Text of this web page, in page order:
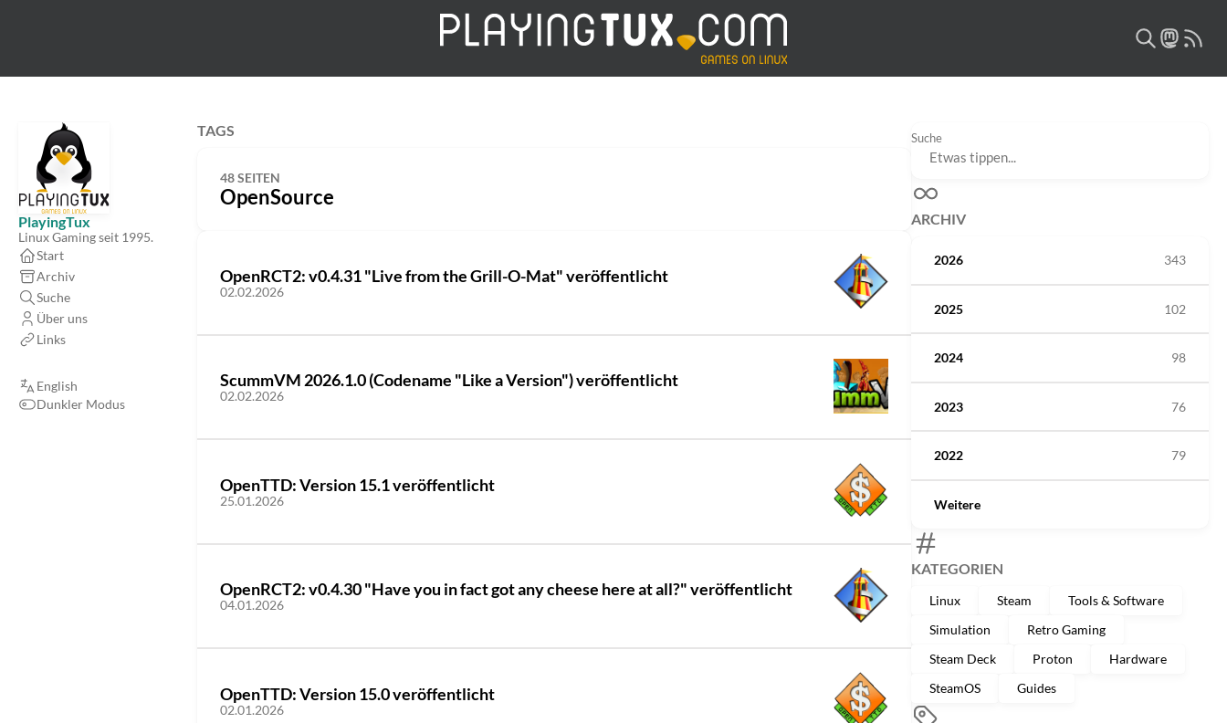
PlayingTux
Linux Gaming seit 1995.
Start
Archiv
Suche
Über uns
Links
English
Dunkler Modus
Suche
ARCHIV
2026 343
2025 102
2024 98
2023 76
2022 79
Weitere
KATEGORIEN
Linux Steam
Tools & Software
Simulation
Retro Gaming
Steam Deck
Proton
Hardware
SteamOS
Guides
TAGS
48 SEITEN
OpenSource
OpenRCT2: v0.4.31 "Live from the Grill-O-Mat" veröffentlicht
02.02.2026
ScummVM 2026.1.0 (Codename "Like a Version") veröffentlicht
02.02.2026
OpenTTD: Version 15.1 veröffentlicht
25.01.2026
OpenRCT2: v0.4.30 "Have you in fact got any cheese here at all?" veröffentlicht
04.01.2026
OpenTTD: Version 15.0 veröffentlicht
02.01.2026